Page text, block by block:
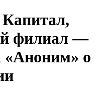
филиал—
«Аноним» о